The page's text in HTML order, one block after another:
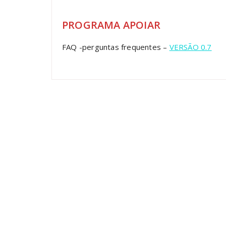
PROGRAMA APOIAR
FAQ -perguntas frequentes – VERSÃO 0.7